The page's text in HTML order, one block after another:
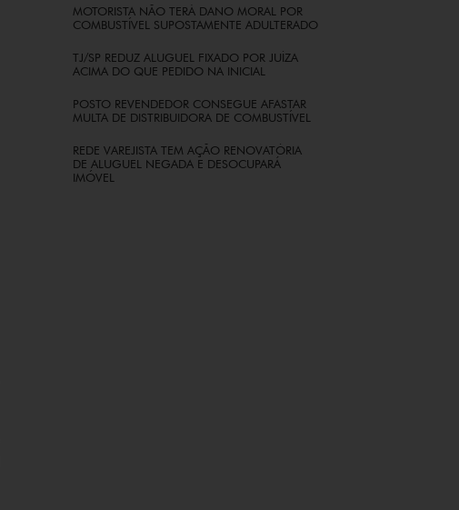
MOTORISTA NÃO TERÁ DANO MORAL POR
COMBUSTÍVEL SUPOSTAMENTE ADULTERADO
TJ/SP REDUZ ALUGUEL FIXADO POR JUÍZA
ACIMA DO QUE PEDIDO NA INICIAL
POSTO REVENDEDOR CONSEGUE AFASTAR
MULTA DE DISTRIBUIDORA DE COMBUSTÍVEL
REDE VAREJISTA TEM AÇÃO RENOVATÓRIA
DE ALUGUEL NEGADA E DESOCUPARÁ
IMÓVEL